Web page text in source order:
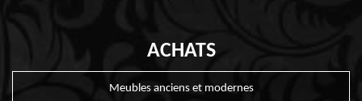
ACHATS
Meubles anciens et modernes